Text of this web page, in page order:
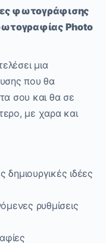
φωτογράφισης
Photo
μια
που θα
σου και θα σε
με χαρα και
δημιουργικές ιδέες
ρυθμίσεις